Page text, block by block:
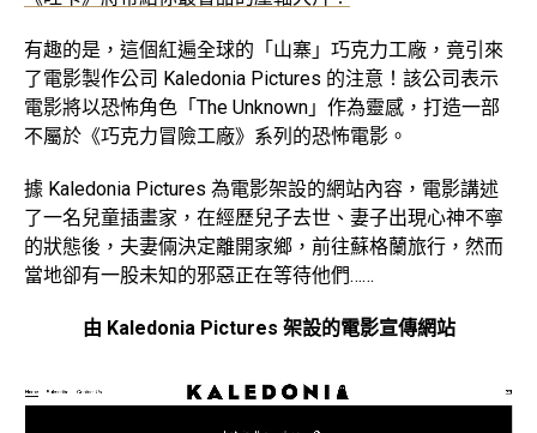
有趣的是，這個紅遍全球的「山寨」巧克力工廠，竟引來
了電影製作公司 Kaledonia Pictures 的注意！該公司表示
電影將以恐怖角色「The Unknown」作為靈感，打造一部
不屬於《巧克力冒險工廠》系列的恐怖電影。
據 Kaledonia Pictures 為電影架設的網站內容，電影講述
了一名兒童插畫家，在經歷兒子去世、妻子出現心神不寧
的狀態後，夫妻倆決定離開家鄉，前往蘇格蘭旅行，然而
當地卻有一股未知的邪惡正在等待他們……
由 Kaledonia Pictures 架設的電影宣傳網站